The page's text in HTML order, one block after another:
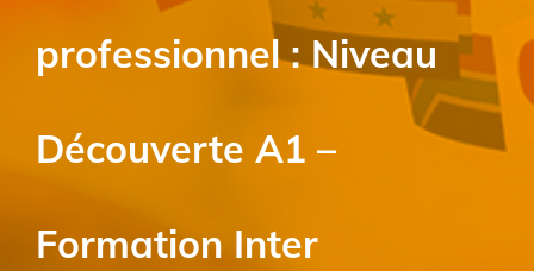
professionnel : Niveau
Découverte A1 –
Formation Inter